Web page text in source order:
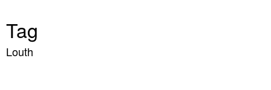
Tag
Louth